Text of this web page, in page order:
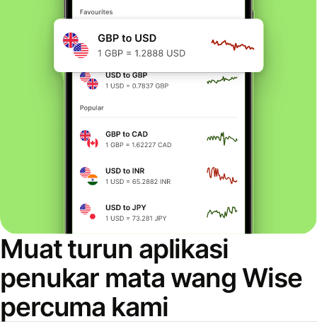
Muat turun aplikasi
penukar mata wang Wise
percuma kami